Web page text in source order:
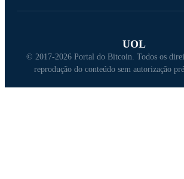
UOL
© 2017-2026 Portal do Bitcoin. Todos os
reprodução do conteúdo sem autorização